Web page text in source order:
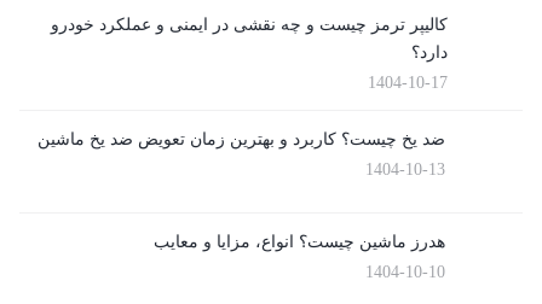
کالیپر ترمز چیست و چه نقشی در ایمنی و عملکرد خودرو
دارد؟
1404-10-17
ضد یخ چیست؟ کاربرد و بهترین زمان تعویض ضد یخ ماشین
1404-10-13
هدرز ماشین چیست؟ انواع، مزایا و معایب
1404-10-10